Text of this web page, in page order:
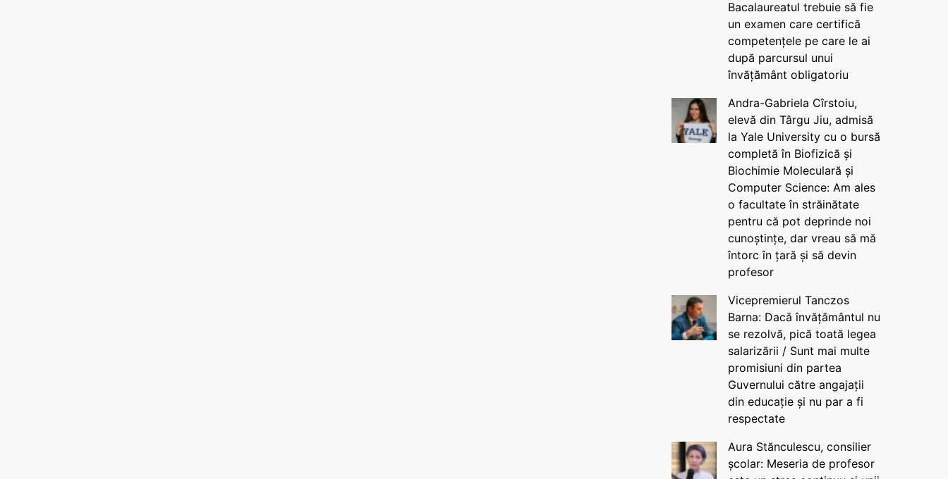
Bacalaureatul trebuie să fie
un examen care certifică
competențele pe care le ai
după parcursul unui
învățământ obligatoriu
Andra-Gabriela Cîrstoiu,
elevă din Târgu Jiu, admisă
la Yale University cu o bursă
completă în Biofizică și
Biochimie Moleculară și
Computer Science: Am ales
o facultate în străinătate
pentru că pot deprinde noi
cunoștințe, dar vreau să mă
întorc în țară și să devin
profesor
Vicepremierul Tanczos
Barna: Dacă învățământul nu
se rezolvă, pică toată legea
salarizării / Sunt mai multe
promisiuni din partea
Guvernului către angajații
din educație și nu par a fi
respectate
Aura Stănculescu, consilier
școlar: Meseria de profesor